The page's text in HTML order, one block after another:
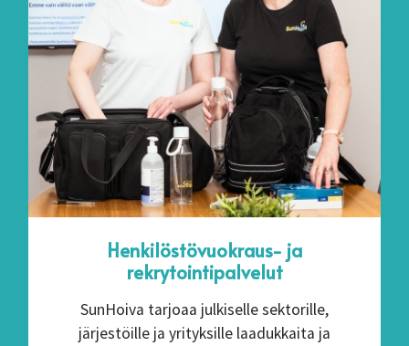
Henkilöstövuokraus- ja
rekrytointipalvelut
SunHoiva tarjoaa julkiselle sektorille,
järjestöille ja yrityksille laadukkaita ja